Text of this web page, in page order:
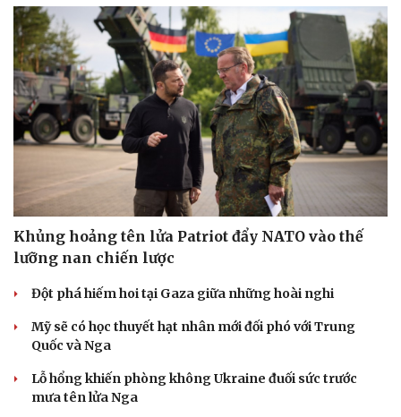
Khủng hoảng tên lửa Patriot đẩy NATO vào thế
lưỡng nan chiến lược
Đột phá hiếm hoi tại Gaza giữa những hoài nghi
Mỹ sẽ có học thuyết hạt nhân mới đối phó với Trung
Quốc và Nga
Lỗ hổng khiến phòng không Ukraine đuối sức trước
mưa tên lửa Nga